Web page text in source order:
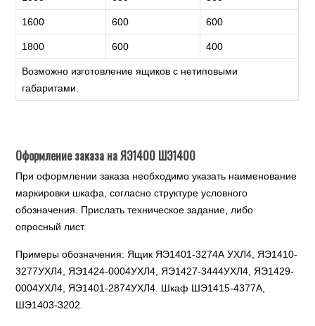
1600 600 600
1800 600 400
Возможно изготовление ящиков с нетиповыми
габаритами.
Оформление заказа на ЯЭ1400 ШЭ1400
При оформлении заказа необходимо указать наименование
маркировки шкафа, согласно структуре условного
обозначения. Прислать техническое задание, либо
опросный лист.
Примеры обозначения: Ящик ЯЭ1401-3274А УХЛ4, ЯЭ1410-
3277УХЛ4, ЯЭ1424-0004УХЛ4, ЯЭ1427-3444УХЛ4, ЯЭ1429-
0004УХЛ4, ЯЭ1401-2874УХЛ4. Шкаф ШЭ1415-4377А,
ШЭ1403-3202.